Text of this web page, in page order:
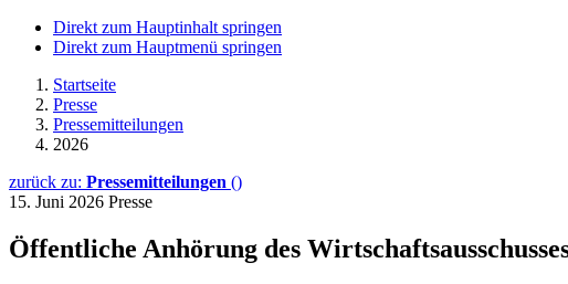
Direkt zum Hauptinhalt springen
Direkt zum Hauptmenü springen
Startseite
Presse
Pressemitteilungen
2026
zurück zu: Pressemitteilungen ()
15. Juni 2026 Presse
Öffentliche Anhörung des